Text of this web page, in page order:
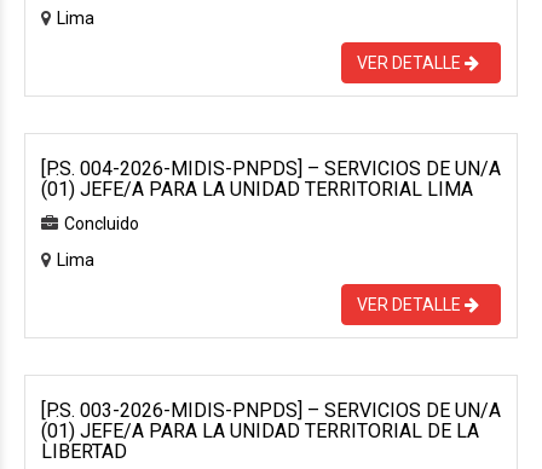
Lima
VER DETALLE
[P.S. 004-2026-MIDIS-PNPDS] – SERVICIOS DE UN/A
(01) JEFE/A PARA LA UNIDAD TERRITORIAL LIMA
Concluido
Lima
VER DETALLE
[P.S. 003-2026-MIDIS-PNPDS] – SERVICIOS DE UN/A
(01) JEFE/A PARA LA UNIDAD TERRITORIAL DE LA
LIBERTAD